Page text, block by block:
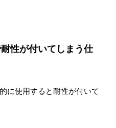
性が付いてしまう仕
に使用すると耐性が付いて